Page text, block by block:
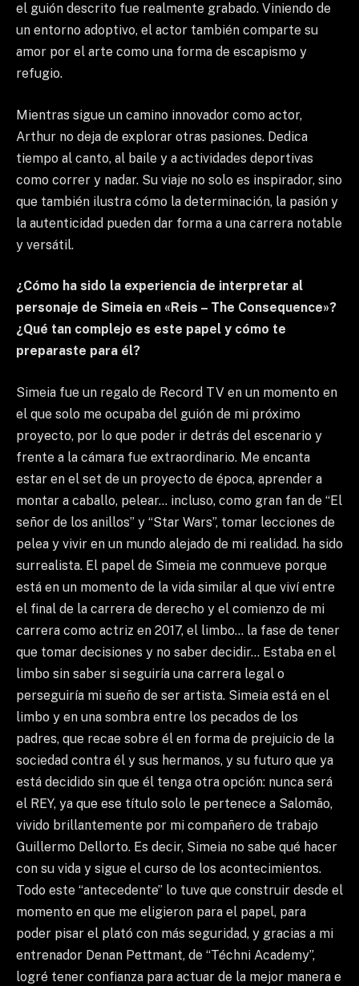
el guión descrito fue realmente grabado. Viniendo de
un entorno adoptivo, el actor también comparte su
amor por el arte como una forma de escapismo y
refugio.
Mientras sigue un camino innovador como actor,
Arthur no deja de explorar otras pasiones. Dedica
tiempo al canto, al baile y a actividades deportivas
como correr y nadar. Su viaje no solo es inspirador, sino
que también ilustra cómo la determinación, la pasión y
la autenticidad pueden dar forma a una carrera notable
y versátil.
¿Cómo ha sido la experiencia de interpretar al
personaje de Simeia en «Reis – The Consequence»?
¿Qué tan complejo es este papel y cómo te
preparaste para él?
Simeia fue un regalo de Record TV en un momento en
el que solo me ocupaba del guión de mi próximo
proyecto, por lo que poder ir detrás del escenario y
frente a la cámara fue extraordinario. Me encanta
estar en el set de un proyecto de época, aprender a
montar a caballo, pelear… incluso, como gran fan de “El
señor de los anillos” y “Star Wars”, tomar lecciones de
pelea y vivir en un mundo alejado de mi realidad. ha sido
surrealista. El papel de Simeia me conmueve porque
está en un momento de la vida similar al que viví entre
el final de la carrera de derecho y el comienzo de mi
carrera como actriz en 2017, el limbo… la fase de tener
que tomar decisiones y no saber decidir… Estaba en el
limbo sin saber si seguiría una carrera legal o
perseguiría mi sueño de ser artista. Simeia está en el
limbo y en una sombra entre los pecados de los
padres, que recae sobre él en forma de prejuicio de la
sociedad contra él y sus hermanos, y su futuro que ya
está decidido sin que él tenga otra opción: nunca será
el REY, ya que ese título solo le pertenece a Salomão,
vivido brillantemente por mi compañero de trabajo
Guillermo Dellorto. Es decir, Simeia no sabe qué hacer
con su vida y sigue el curso de los acontecimientos.
Todo este “antecedente” lo tuve que construir desde el
momento en que me eligieron para el papel, para
poder pisar el plató con más seguridad, y gracias a mi
entrenador Denan Pettmant, de “Téchni Academy”,
logré tener confianza para actuar de la mejor manera e